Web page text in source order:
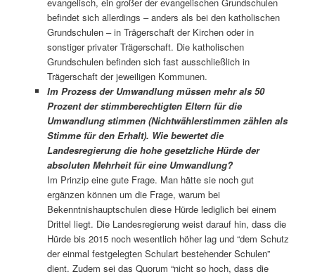
evangelisch, ein großer der evangelischen Grundschulen
befindet sich allerdings – anders als bei den katholischen
Grundschulen – in Trägerschaft der Kirchen oder in
sonstiger privater Trägerschaft. Die katholischen
Grundschulen befinden sich fast ausschließlich in
Trägerschaft der jeweiligen Kommunen.
Im Prozess der Umwandlung müssen mehr als 50
Prozent der stimmberechtigten Eltern für die
Umwandlung stimmen (Nichtwählerstimmen zählen als
Stimme für den Erhalt). Wie bewertet die
Landesregierung die hohe gesetzliche Hürde der
absoluten Mehrheit für eine Umwandlung?
Im Prinzip eine gute Frage. Man hätte sie noch gut
ergänzen können um die Frage, warum bei
Bekenntnishauptschulen diese Hürde lediglich bei einem
Drittel liegt. Die Landesregierung weist darauf hin, dass die
Hürde bis 2015 noch wesentlich höher lag und “dem Schutz
der einmal festgelegten Schulart bestehender Schulen”
dient. Zudem sei das Quorum “nicht so hoch, dass die